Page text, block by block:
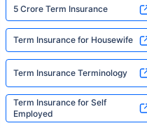
5 Crore Term Insurance
Term Insurance for Housewife
Term Insurance Terminology
Term Insurance for Self
Employed